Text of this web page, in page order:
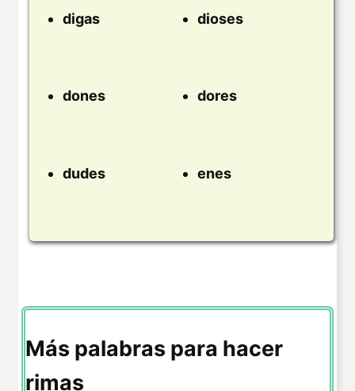
digas dioses
dones dores
dudes enes
Más palabras para hacer
rimas